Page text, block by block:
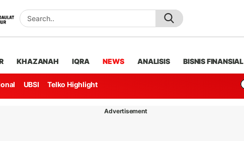
KHAZANAH IQRA NEWS ANALISIS BISNIS FINANSIAL
UBSI Telko Highlight
Advertisement